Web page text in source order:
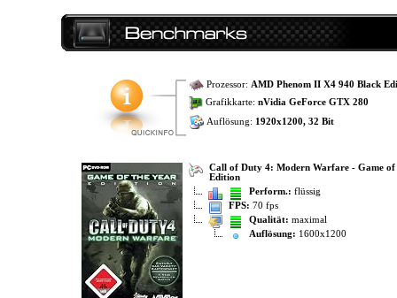
Prozessor: AMD Phenom II X4 940 Black
Grafikkarte: nVidia GeForce GTX 280
Auflösung: 1920x1200, 32 Bit
Call of Duty 4: Modern Warfare - Game of
Edition
Perform.: flüssig
FPS: 70 fps
Qualität: maximal
Auflösung: 1600x1200